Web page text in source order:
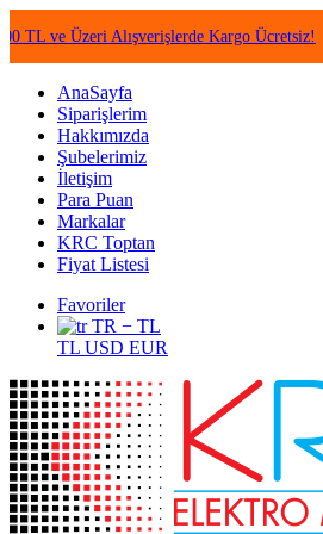
Üzeri Alışverişlerde Kargo Ücretsiz! •
AnaSayfa
Siparişlerim
Hakkımızda
Şubelerimiz
İletişim
Para Puan
Markalar
KRC Toptan
Fiyat Listesi
Favoriler
TR − TL
TL USD EUR